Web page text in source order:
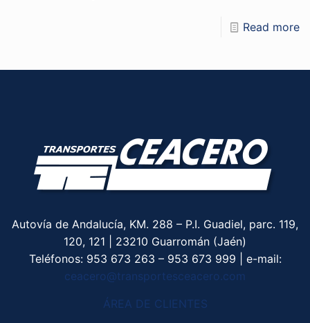
Read more
Autovía de Andalucía, KM. 288 – P.I. Guadiel, parc. 119,
120, 121 | 23210 Guarromán (Jaén)
Teléfonos: 953 673 263 – 953 673 999 | e-mail:
ceacero@transportesceacero.com
ÁREA DE CLIENTES